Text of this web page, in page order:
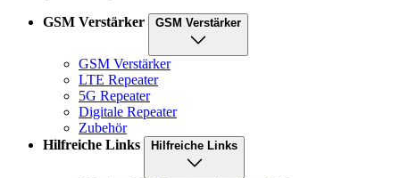
GSM Verstärker GSM Verstärker
GSM Verstärker
LTE Repeater
5G Repeater
Digitale Repeater
Zubehör
Hilfreiche Links
Hilfreiche Links